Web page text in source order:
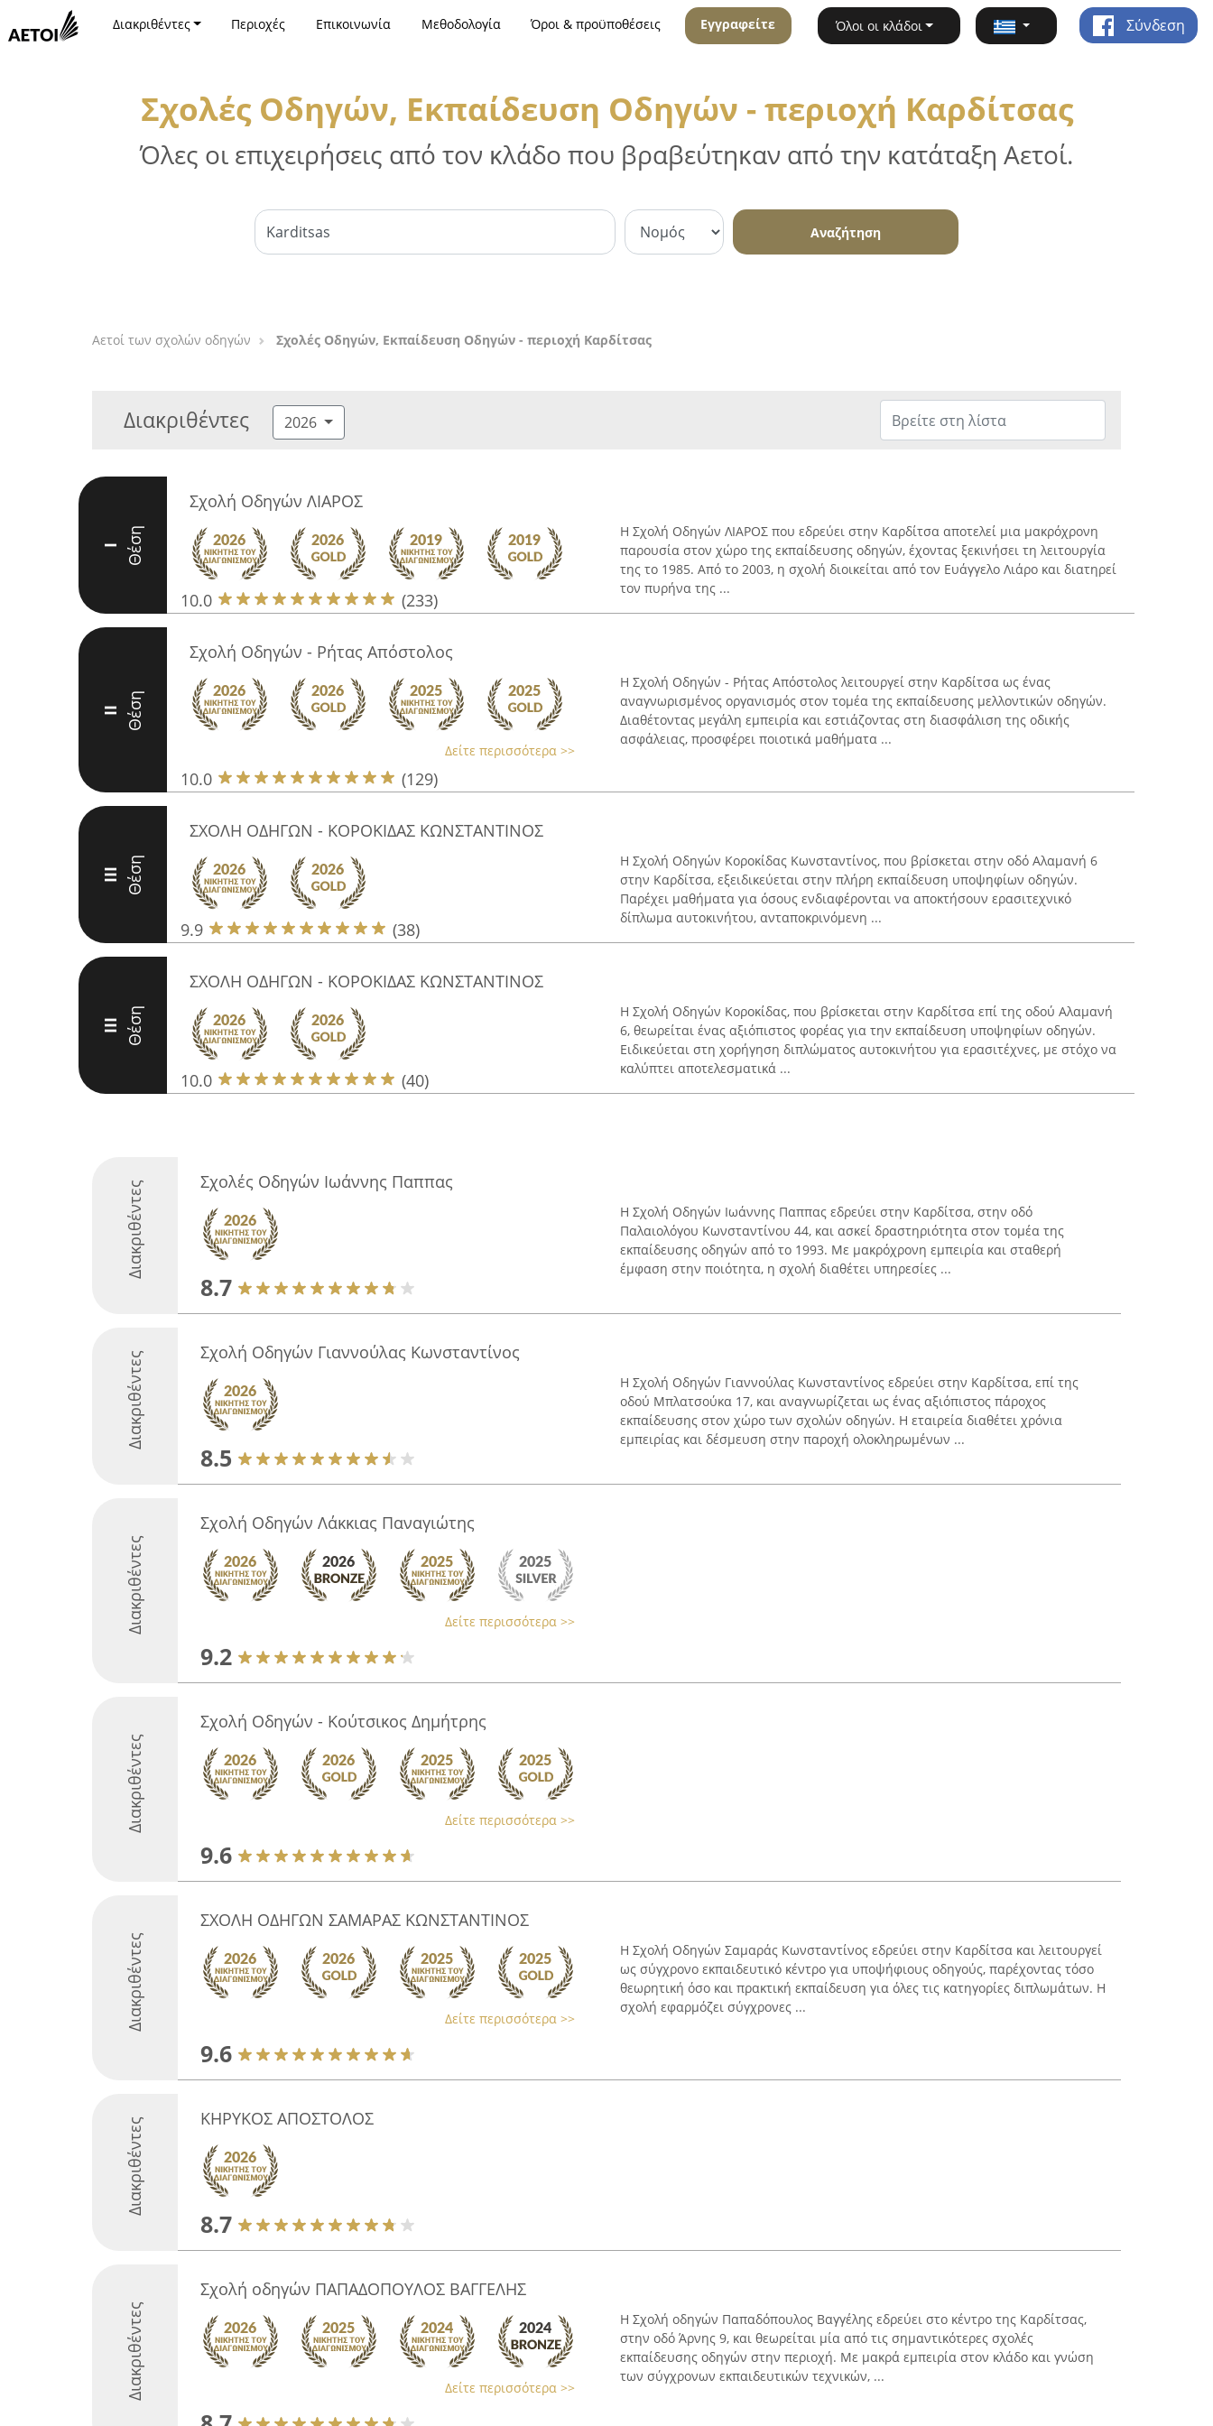
Διακριθέντες Περιοχές Επικοινωνία Μεθοδολογία Όροι & προϋποθέσεις Εγγραφείτε Όλοι οι κλάδοι Σύνδεση
Σχολές Οδηγών, Εκπαίδευση Οδηγών - περιοχή Καρδίτσας
Όλες οι επιχειρήσεις από τον κλάδο που βραβεύτηκαν από την κατάταξη Αετοί.
Αναζήτηση
Αετοί των σχολών οδηγών Σχολές Οδηγών, Εκπαίδευση Οδηγών - περιοχή Καρδίτσας
Διακριθέντες 2026
I Θέση
Σχολή Οδηγών ΛΙΑΡΟΣ
10.0 (233)
Η Σχολή Οδηγών ΛΙΑΡΟΣ που εδρεύει στην Καρδίτσα αποτελεί μια μακρόχρονη
παρουσία στον χώρο της εκπαίδευσης οδηγών, έχοντας ξεκινήσει τη λειτουργία
της το 1985. Από το 2003, η σχολή διοικείται από τον Ευάγγελο Λιάρο και διατηρεί
τον πυρήνα της ...
II Θέση
Σχολή Οδηγών - Ρήτας Απόστολος
Δείτε περισσότερα >>
10.0 (129)
Η Σχολή Οδηγών - Ρήτας Απόστολος λειτουργεί στην Καρδίτσα ως ένας
αναγνωρισμένος οργανισμός στον τομέα της εκπαίδευσης μελλοντικών οδηγών.
Διαθέτοντας μεγάλη εμπειρία και εστιάζοντας στη διασφάλιση της οδικής
ασφάλειας, προσφέρει ποιοτικά μαθήματα ...
III Θέση
ΣΧΟΛΗ ΟΔΗΓΩΝ - ΚΟΡΟΚΙΔΑΣ ΚΩΝΣΤΑΝΤΙΝΟΣ
9.9 (38)
Η Σχολή Οδηγών Κοροκίδας Κωνσταντίνος, που βρίσκεται στην οδό Αλαμανή 6
στην Καρδίτσα, εξειδικεύεται στην πλήρη εκπαίδευση υποψηφίων οδηγών.
Παρέχει μαθήματα για όσους ενδιαφέρονται να αποκτήσουν ερασιτεχνικό
δίπλωμα αυτοκινήτου, ανταποκρινόμενη ...
III Θέση
ΣΧΟΛΗ ΟΔΗΓΩΝ - ΚΟΡΟΚΙΔΑΣ ΚΩΝΣΤΑΝΤΙΝΟΣ
10.0 (40)
Η Σχολή Οδηγών Κοροκίδας, που βρίσκεται στην Καρδίτσα επί της οδού Αλαμανή
6, θεωρείται ένας αξιόπιστος φορέας για την εκπαίδευση υποψηφίων οδηγών.
Ειδικεύεται στη χορήγηση διπλώματος αυτοκινήτου για ερασιτέχνες, με στόχο να
καλύπτει αποτελεσματικά ...
Διακριθέντες Σχολές Οδηγών Ιωάννης Παππας
8.7
Η Σχολή Οδηγών Ιωάννης Παππας εδρεύει στην Καρδίτσα, στην οδό
Παλαιολόγου Κωνσταντίνου 44, και ασκεί δραστηριότητα στον τομέα της
εκπαίδευσης οδηγών από το 1993. Με μακρόχρονη εμπειρία και σταθερή
έμφαση στην ποιότητα, η σχολή διαθέτει υπηρεσίες ...
Διακριθέντες Σχολή Οδηγών Γιαννούλας Κωνσταντίνος
8.5
Η Σχολή Οδηγών Γιαννούλας Κωνσταντίνος εδρεύει στην Καρδίτσα, επί της
οδού Μπλατσούκα 17, και αναγνωρίζεται ως ένας αξιόπιστος πάροχος
εκπαίδευσης στον χώρο των σχολών οδηγών. Η εταιρεία διαθέτει χρόνια
εμπειρίας και δέσμευση στην παροχή ολοκληρωμένων ...
Διακριθέντες
Σχολή Οδηγών Λάκκιας Παναγιώτης
Δείτε περισσότερα >>
9.2
Διακριθέντες
Σχολή Οδηγών - Κούτσικος Δημήτρης
Δείτε περισσότερα >>
9.6
Διακριθέντες
ΣΧΟΛΗ ΟΔΗΓΩΝ ΣΑΜΑΡΑΣ ΚΩΝΣΤΑΝΤΙΝΟΣ
Δείτε περισσότερα >>
9.6
Η Σχολή Οδηγών Σαμαράς Κωνσταντίνος εδρεύει στην Καρδίτσα και λειτουργεί
ως σύγχρονο εκπαιδευτικό κέντρο για υποψήφιους οδηγούς, παρέχοντας τόσο
θεωρητική όσο και πρακτική εκπαίδευση για όλες τις κατηγορίες διπλωμάτων. Η
σχολή εφαρμόζει σύγχρονες ...
Διακριθέντες ΚΗΡΥΚΟΣ ΑΠΟΣΤΟΛΟΣ
8.7
Διακριθέντες
Σχολή οδηγών ΠΑΠΑΔΟΠΟΥΛΟΣ ΒΑΓΓΕΛΗΣ
Δείτε περισσότερα >>
Η Σχολή οδηγών Παπαδόπουλος Βαγγέλης εδρεύει στο κέντρο της Καρδίτσας,
στην οδό Άρνης 9, και θεωρείται μία από τις σημαντικότερες σχολές
εκπαίδευσης οδηγών στην περιοχή. Με μακρά εμπειρία στον κλάδο και γνώση
των σύγχρονων εκπαιδευτικών τεχνικών, ...